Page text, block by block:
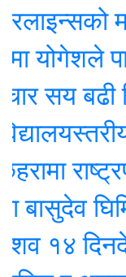
सय बढी
घिमिरे
दिनदेखि